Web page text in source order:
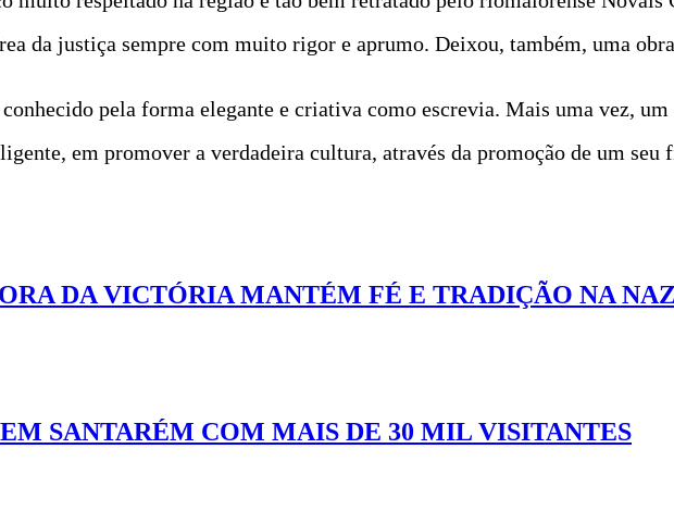
da justiça sempre com muito rigor e aprumo. Deixou, também, uma
pela forma elegante e criativa como escrevia. Mais uma vez,
em promover a verdadeira cultura, através da promoção de um
DA VICTÓRIA MANTÉM FÉ E TRADIÇÃO NA
SANTARÉM COM MAIS DE 30 MIL VISITANTES